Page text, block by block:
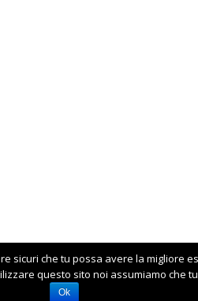
sicuri che tu possa avere la migliore
questo sito noi assumiamo che
Ok